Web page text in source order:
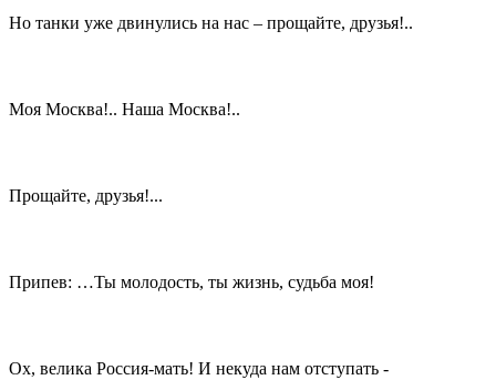
Но танки уже двинулись на нас – прощайте, друзья!..
Моя Москва!.. Наша Москва!..
Прощайте, друзья!...
Припев: …Ты молодость, ты жизнь, судьба моя!
Ох, велика Россия-мать! И некуда нам отступать -